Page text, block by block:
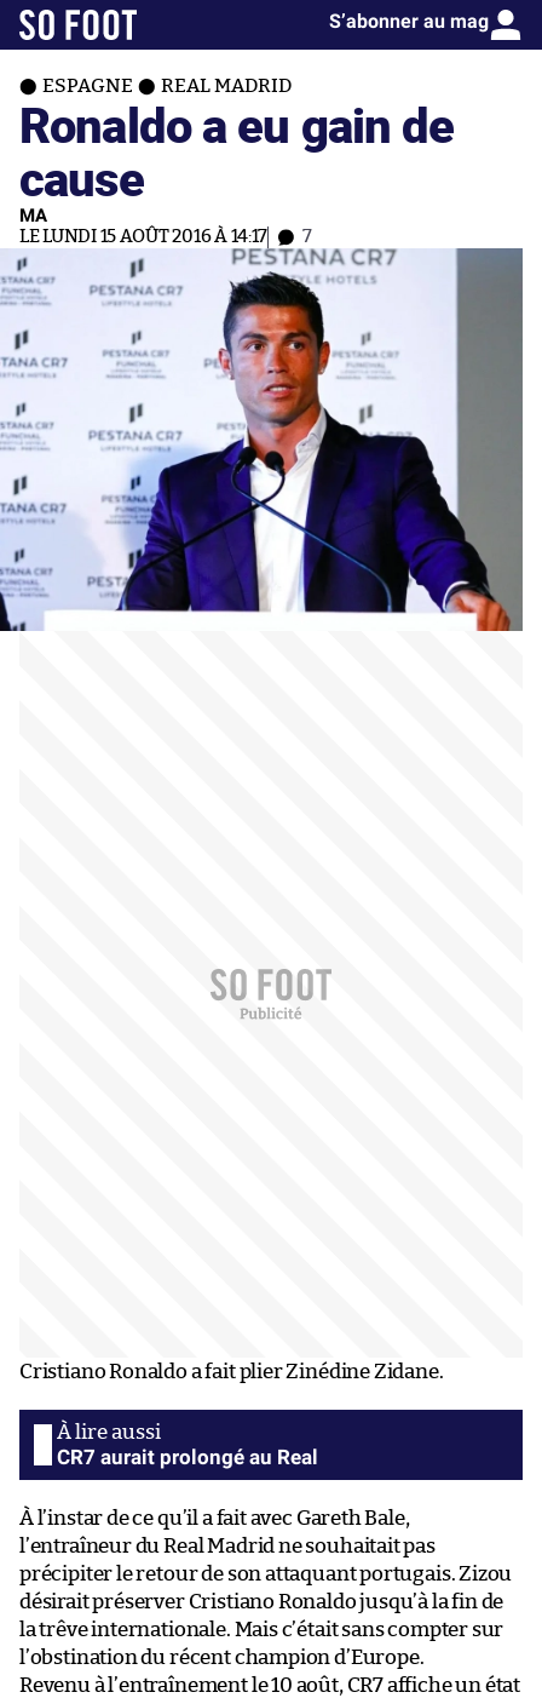
S’abonner au mag
ESPAGNE REAL MADRID
Ronaldo a eu gain de
cause
MA
LE LUNDI 15 AOÛT 2016 À 14:17 7
Cristiano Ronaldo a fait plier Zinédine Zidane.
CR7 aurait prolongé au Real
À l’instar de ce qu’il a fait avec Gareth Bale,
l’entraîneur du Real Madrid ne souhaitait pas
précipiter le retour de son attaquant portugais. Zizou
désirait préserver Cristiano Ronaldo jusqu’à la fin de
la trêve internationale. Mais c’était sans compter sur
l’obstination du récent champion d’Europe.
Revenu à l’entraînement le 10 août, CR7 affiche un état